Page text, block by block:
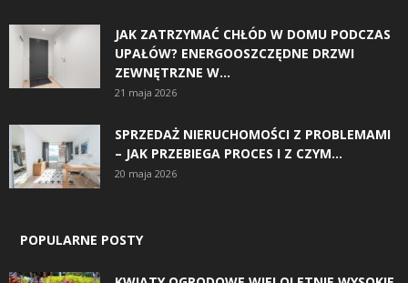
JAK ZATRZYMAĆ CHŁÓD W DOMU PODCZAS
UPAŁÓW? ENERGOOSZCZĘDNE DRZWI
ZEWNĘTRZNE W...
21 maja 2026
SPRZEDAŻ NIERUCHOMOŚCI Z PROBLEMAMI
– JAK PRZEBIEGA PROCES I Z CZYM...
20 maja 2026
POPULARNE POSTY